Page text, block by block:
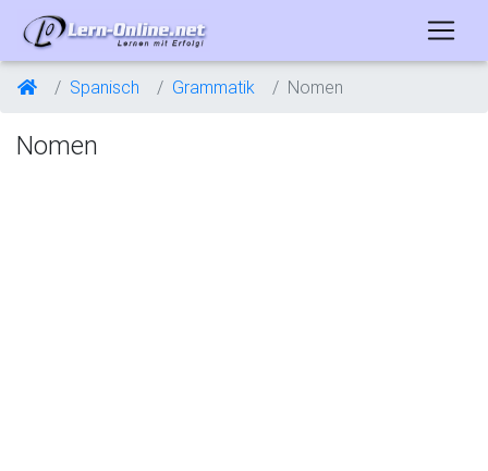
Spanisch Grammatik Nomen
Nomen